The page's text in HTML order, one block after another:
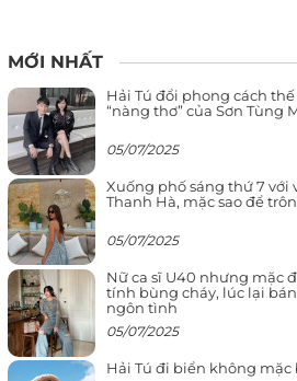
MỚI NHẤT
Hải Tú đổi phong cách
“nàng thơ” của Sơn Tùng
05/07/2025
Xuống phố sáng thứ 7 với
Thanh Hà, mặc sao để
05/07/2025
Nữ ca sĩ U40 nhưng mặc
tính bùng cháy, lúc lại
ngôn tình
05/07/2025
Hải Tú đi biển không mặc